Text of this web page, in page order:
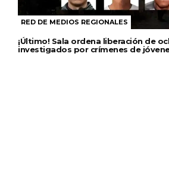
RED DE MEDIOS REGIONALES
¡Último! Sala ordena liberación de
investigados por crímenes de